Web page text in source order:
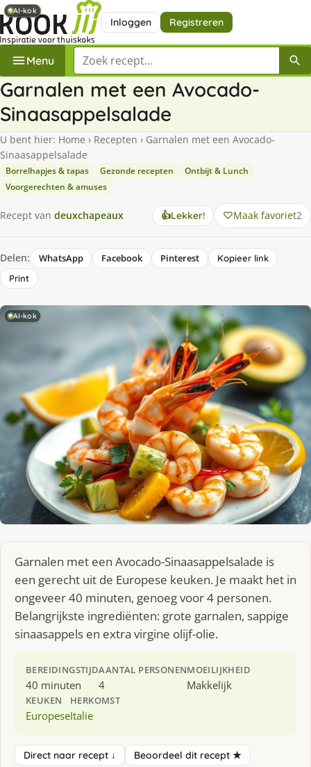
Inloggen Registreren
Menu Zoek een recept
Garnalen met een Avocado-
Sinaasappelsalade
U bent hier: Home › Recepten › Garnalen met een Avocado-
Sinaasappelsalade
Borrelhapjes & tapas Gezonde recepten
Ontbijt & Lunch
Voorgerechten & amuses
Recept van deuxchapeaux 👍Lekker! Maak favoriet2
Delen: WhatsApp Facebook Pinterest
Kopieer link
Print
AI-kok
Garnalen met een Avocado-Sinaasappelsalade is
een gerecht uit de Europese keuken. Je maakt het in
ongeveer 40 minuten, genoeg voor 4 personen.
Belangrijkste ingrediënten: grote garnalen, sappige
sinaasappels en extra virgine olijf-olie.
BEREIDINGSTIJD
40 minuten
AANTAL PERSONEN
4
MOEILIJKHEID
Makkelijk
KEUKEN
Europese
HERKOMST
Italie
Direct naar recept ↓ Beoordeel dit recept ★
AI-kok
AI-kok